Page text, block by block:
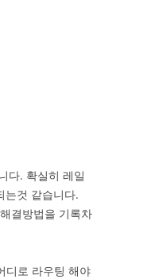
다. 확실히 레일
는것 같습니다.
결방법을 기록차
디로 라우팅 해야